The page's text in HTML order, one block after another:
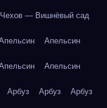
— Вишнёвый сад
Апельсин
Апельсин
Арбуз Арбуз Арбуз